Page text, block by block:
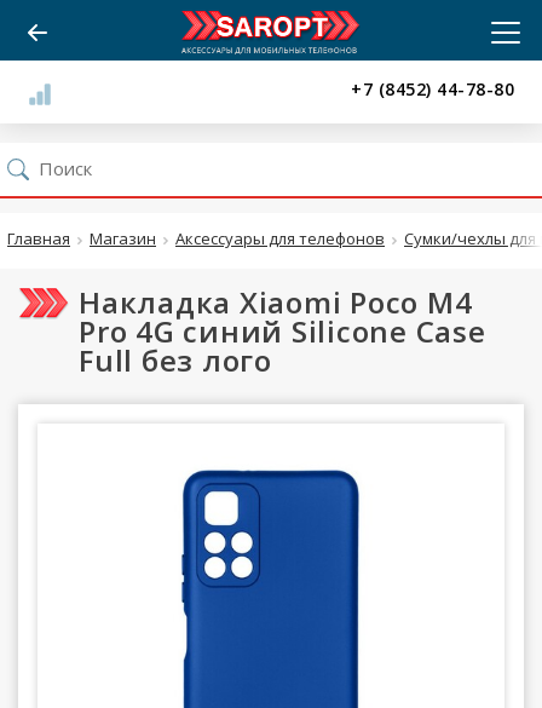
+7 (8452) 44-78-80
Главная Магазин Аксессуары для телефонов Сумки/чехлы для
Накладка Xiaomi Poco M4
Pro 4G синий Silicone Case
Full без лого